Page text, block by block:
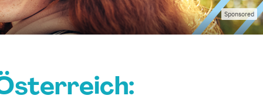
Sponsored